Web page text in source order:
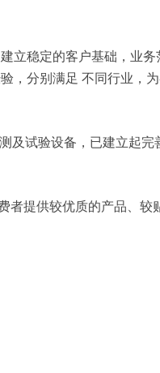
立稳定的客户基础，业
，分别满足 不同行业，
及试验设备，已建立起
者提供较优质的产品、较